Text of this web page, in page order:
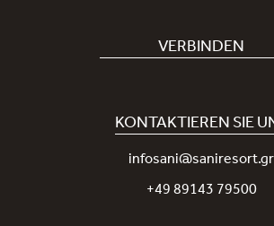
Bei uns arbeiten
Neuigkeiten
Auszeichnungen
Hochzeiten
VERBINDEN
Sani Rewards
KONTAKTIEREN SIE
infosani@saniresort.gr
+49 89143 79500